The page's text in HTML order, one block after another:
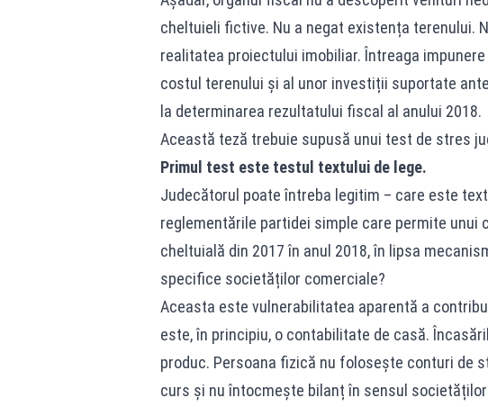
cheltuieli fictive. Nu a negat existența terenului.
realitatea proiectului imobiliar. Întreaga
costul terenului și al unor investiții suportate
la determinarea rezultatului fiscal al anului 2018.
Această teză trebuie supusă unui test de stres
Primul test este testul textului de lege.
Judecătorul poate întreba legitim – care este
reglementările partidei simple care permite unui
cheltuială din 2017 în anul 2018, în lipsa
specifice societăților comerciale?
Aceasta este vulnerabilitatea aparentă a
este, în principiu, o contabilitate de casă.
produc. Persoana fizică nu folosește conturi de
curs și nu întocmește bilanț în sensul